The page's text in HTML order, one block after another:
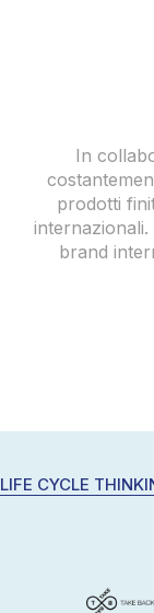
In
prodotti
brand
LIFE CYCLE